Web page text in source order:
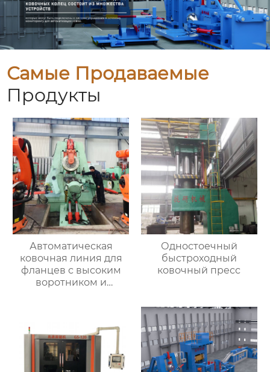
Самые Продаваемые
Продукты
Автоматическая
ковочная линия для
фланцев с высоким
воротником и
Одностоечный
быстроходный
ковочный пресс